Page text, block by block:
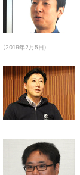
(2019年2月5日)